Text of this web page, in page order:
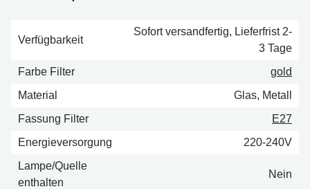
Verfügbarkeit
Sofort versandfertig, Lieferfrist 2-
3 Tage
Farbe Filter
gold
Material
Glas, Metall
Fassung Filter
E27
Energieversorgung
220-240V
Lampe/Quelle
enthalten
Nein